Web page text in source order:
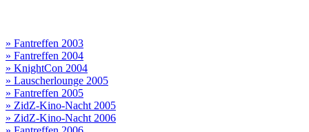
» Fantreffen 2003
» Fantreffen 2004
» KnightCon 2004
» Lauscherlounge 2005
» Fantreffen 2005
» ZidZ-Kino-Nacht 2005
» ZidZ-Kino-Nacht 2006